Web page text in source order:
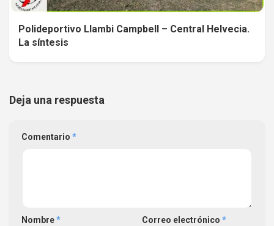
Polideportivo Llambi Campbell – Central Helvecia.
La síntesis
Deja una respuesta
Comentario *
Nombre* Correo electrónico *